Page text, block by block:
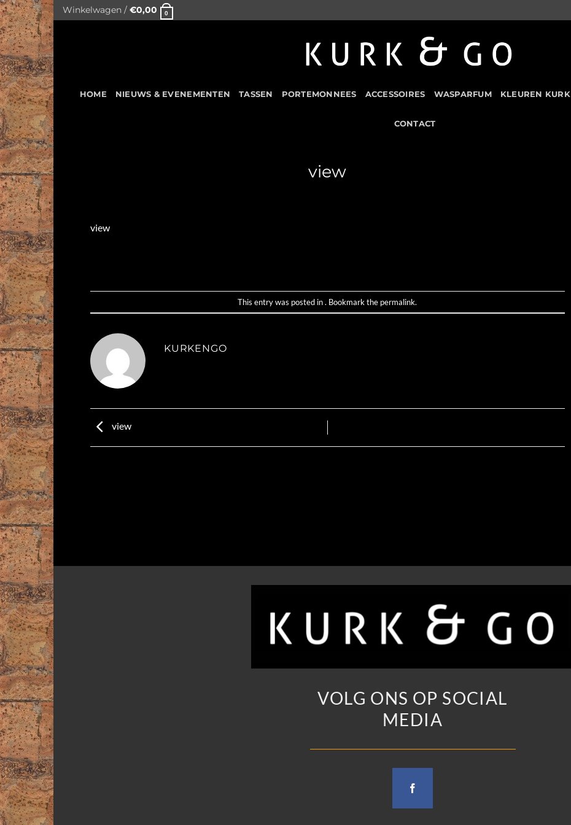
Skip
to
content
Winkelwagen / €0,00 0
HOME NIEUWS & EVENEMENTEN TASSEN PORTEMONNEES ACCESSOIRES WASPARFUM KLEUREN KURK
CONTACT
view
view
This entry was posted in . Bookmark the permalink.
KURKENGO
view
VOLG ONS OP SOCIAL
MEDIA